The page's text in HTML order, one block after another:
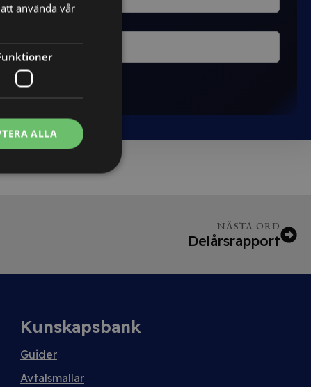
NÄSTA ORD
Delårsrapport
Kunskapsbank
Guider
Avtalsmallar
använda vår
ALLA